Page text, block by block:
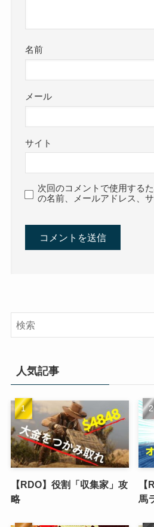
名前
メール
サイト
次回のコメントで使用する
の名前、メールアドレス、
人気記事
【RDO】役割「収集家」攻
略
馬